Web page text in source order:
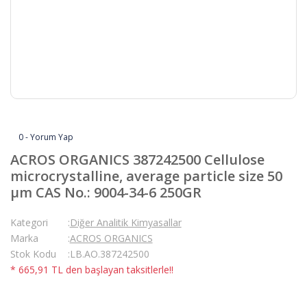
0 - Yorum Yap
ACROS ORGANICS 387242500 Cellulose
microcrystalline, average particle size 50
µm CAS No.: 9004-34-6 250GR
Kategori
Diğer Analitik Kimyasallar
Marka
ACROS ORGANICS
Stok Kodu
LB.AO.387242500
* 665,91 TL den başlayan taksitlerle!!